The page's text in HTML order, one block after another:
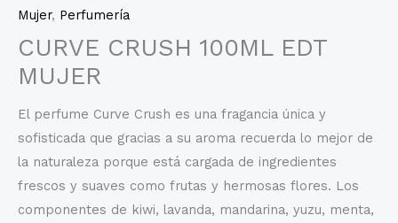
Mujer, Perfumería
CURVE CRUSH 100ML EDT
MUJER
El perfume Curve Crush es una fragancia única y
sofisticada que gracias a su aroma recuerda lo mejor de
la naturaleza porque está cargada de ingredientes
frescos y suaves como frutas y hermosas flores. Los
componentes de kiwi, lavanda, mandarina, yuzu, menta,